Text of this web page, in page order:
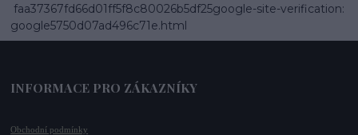
faa37367fd66d01ff5f8c80026b5df25google-site-verification:
google5750d07ad496c71e.html
INFORMACE PRO ZÁKAZNÍKY
Obchodní podmínky